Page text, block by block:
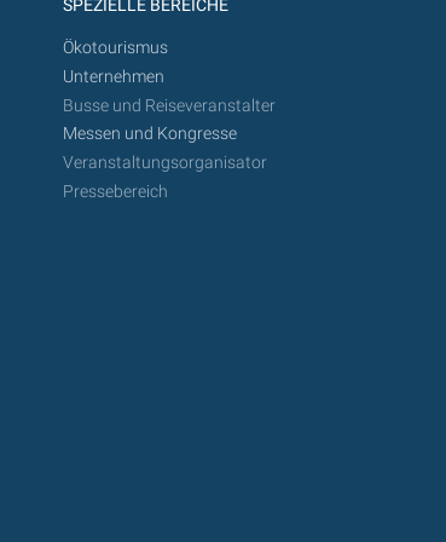
SPEZIELLE BEREICHE
Ökotourismus
Unternehmen
Busse und Reiseveranstalter
Messen und Kongresse
Veranstaltungsorganisator
Pressebereich